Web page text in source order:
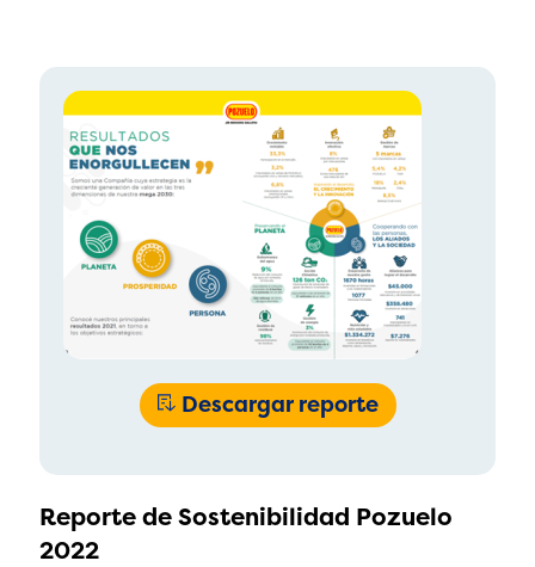
Descargar reporte
Reporte de Sostenibilidad Pozuelo
2022